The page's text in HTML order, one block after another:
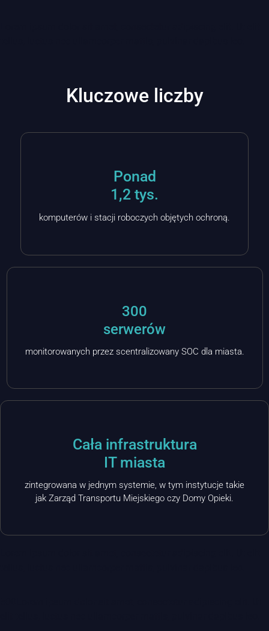
Kluczowe liczby
Ponad
1,2 tys.
komputerów i stacji roboczych objętych ochroną.
300
serwerów
monitorowanych przez scentralizowany SOC dla miasta.
Cała infrastruktura
IT miasta
zintegrowana w jednym systemie, w tym instytucje takie
jak Zarząd Transportu Miejskiego czy Domy Opieki.